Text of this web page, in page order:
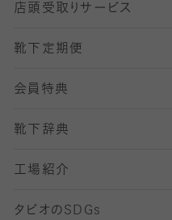
10分丈 レギンス
12分丈レギンス
13分丈レギンス
スポーツ用レッグウォー
SSサイズ（21～23cm）
Sサイズ（22～25cm）
Mサイズ（25～27cm）
Lサイズ（27～29cm）
着圧・加圧タイツ
むくみ対策
足の疲れ対策
足の臭い対策
冷え対策
靴ずれ対策
店頭受取りサービス
靴下定期便
会員特典
靴下辞典
工場紹介
タビオのSDGs